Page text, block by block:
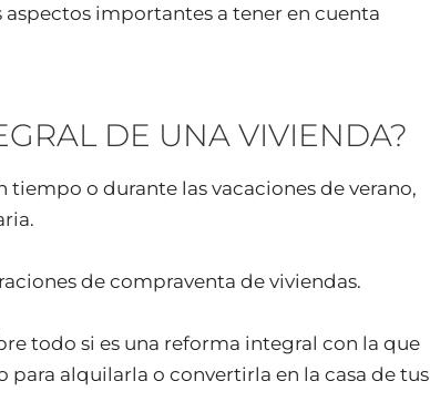
importantes a tener en cuenta
DE UNA VIVIENDA?
tiempo o durante las vacaciones de verano,
de compraventa de viviendas.
todo si es una reforma integral con la que
alquilarla o convertirla en la casa de tus